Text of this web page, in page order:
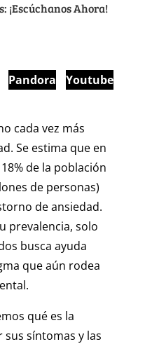
¡Escúchanos Ahora!
Pandora Youtube
cada vez más
Se estima que en
de la población
de personas)
de ansiedad.
prevalencia, solo
busca ayuda
que aún rodea
qué es la
síntomas y las